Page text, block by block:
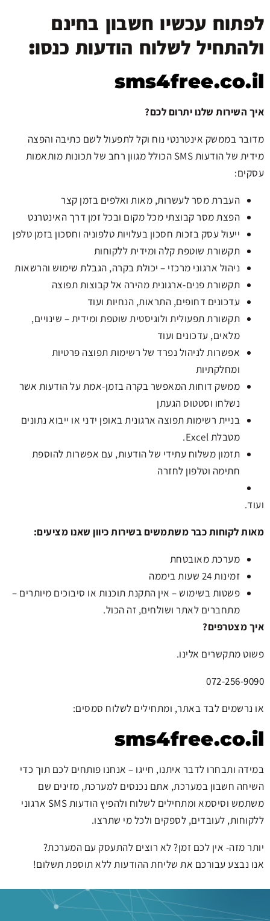
לפתוח עכשיו חשבון בחינם
ולהתחיל לשלוח הודעות כנסו:
sms4free.co.il
איך השירות שלנו יתרום לכם?
מדובר בממשק אינטרנטי נוח וקל לתפעול לשם כתיבה והפצה
מידית של הודעות SMS הכולל מגוון רחב של תכונות מותאמות
עסקים:
העברת מסר לעשרות, מאות ואלפים בזמן קצר
הפצת מסר קבוצתי מכל מקום ובכל זמן דרך האינטרנט
ייעול עסק בזכות חסכון בעלויות טלפוניה וחסכון בזמן טלפן
תקשורת שוטפת קלה ומידית ללקוחות
ניהול ארגוני מרכזי – יכולת בקרה, הגבלת שימוש והרשאות
תקשורת פנים-ארגונית מהירה אל קבוצות תפוצה
עדכונים דחופים, התראות, הנחיות ועוד
תקשורת תפעולית ולוגיסטית שוטפת ומידית – שינויים,
מלאים, עדכונים ועוד
אפשרות לניהול נפרד של רשימות תפוצה פרטיות
ומחלקתיות
ממשק דוחות המאפשר בקרה בזמן-אמת על הודעות אשר
נשלחו וסטטוס הגעתן
בניית רשימות תפוצה ארגונית באופן ידני או ייבוא נתונים
מטבלת Excel.
תזמון משלוח עתידי של הודעות, עם אפשרות להוספת
חתימה וטלפון לחזרה
ועוד.
מאות לקוחות כבר משתמשים בשירות כיוון שאנו מציעים:
מערכת מאובטחת
זמינות 24 שעות ביממה
פשטות בשימוש – אין התקנת תוכנות או סיבוכים מיותרים –
מתחברים לאתר ושולחים, זה הכול.
איך מצטרפים?
פשוט מתקשרים אלינו.
072-256-9090
או נרשמים לבד באתר, ומתחילים לשלוח סמסים:
sms4free.co.il
במידה ותבחרו לדבר איתנו, חייגו – אנחנו פותחים לכם תוך כדי
השיחה חשבון במערכת, אתם נכנסים למערכת, מזינים שם
משתמש וסיסמא ומתחילים לשלוח ולהפיץ הודעות SMS ארגוני
ללקוחות, לעובדים, לספקים ולכל מי שתרצו.
יותר מזה- אין לכם זמן? לא רוצים להתעסק עם המערכת?
אנו נבצע עבורכם את שליחת ההודעות ללא תוספת תשלום!